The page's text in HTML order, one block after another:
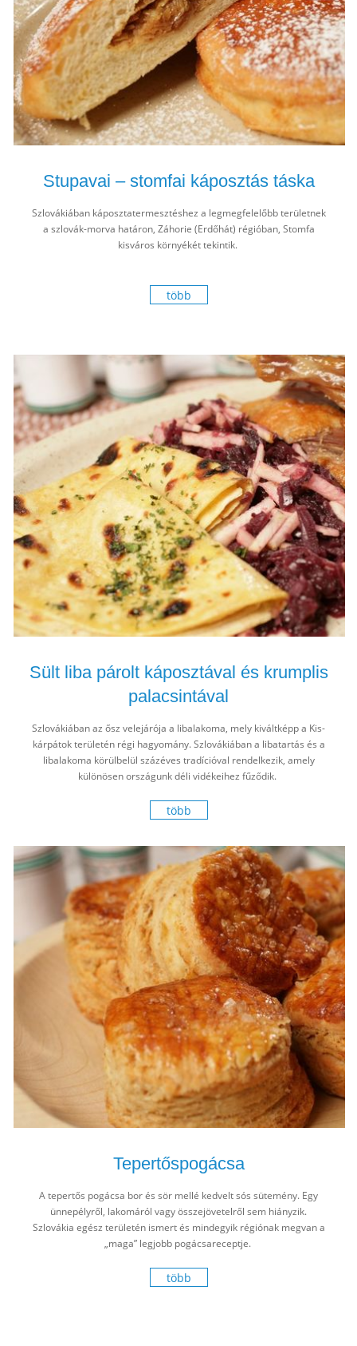
Stupavai – stomfai káposztás táska
Szlovákiában káposztatermesztéshez a legmegfelelőbb területnek
a szlovák-morva határon, Záhorie (Erdőhát) régióban, Stomfa
kisváros környékét tekintik.
több
Sült liba párolt káposztával és krumplis
palacsintával
Szlovákiában az ősz velejárója a libalakoma, mely kiváltképp a Kis-
kárpátok területén régi hagyomány. Szlovákiában a libatartás és a
libalakoma körülbelül százéves tradícióval rendelkezik, amely
különösen országunk déli vidékeihez fűződik.
több
Tepertőspogácsa
A tepertős pogácsa bor és sör mellé kedvelt sós sütemény. Egy
ünnepélyről, lakomáról vagy összejövetelről sem hiányzik.
Szlovákia egész területén ismert és mindegyik régiónak megvan a
„maga” legjobb pogácsareceptje.
több